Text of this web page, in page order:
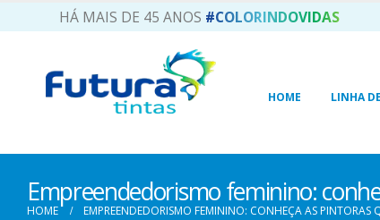
HÁ MAIS DE 45 ANOS #COLORINDOVIDAS
HOME LINHA
Empreendedorismo feminino:
HOME EMPREENDEDORISMO FEMININO: CONHEÇA AS